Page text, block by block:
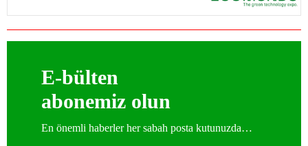
E-bülten
abonemiz olun
En önemli haberler her sabah posta kutunuzda…